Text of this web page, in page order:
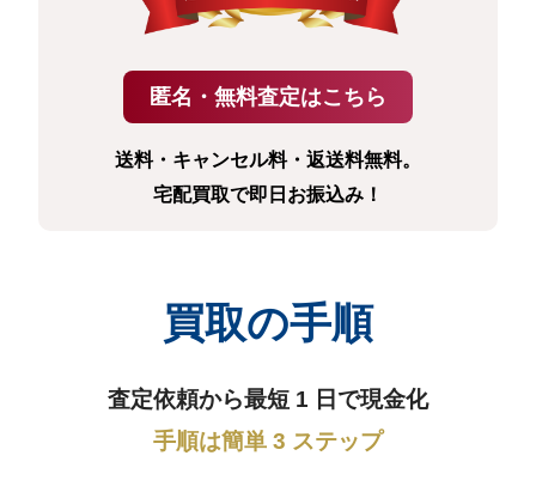
送料・キャンセル料・返送料無料。
宅配買取で即日お振込み！
買取の手順
査定依頼から最短 1 日で現金化
手順は簡単 3 ステップ